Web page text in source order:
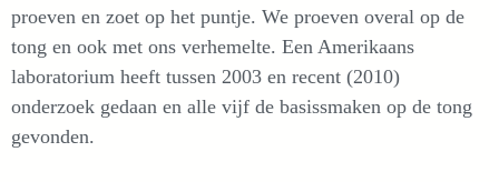
proeven en zoet op het puntje. We proeven overal op de
tong en ook met ons verhemelte. Een Amerikaans
laboratorium heeft tussen 2003 en recent (2010)
onderzoek gedaan en alle vijf de basissmaken op de tong
gevonden.